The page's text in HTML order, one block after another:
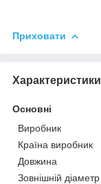
Приховати
Характеристики
Основні
Виробник
Країна виробник
Довжина
Зовнішній діаметр